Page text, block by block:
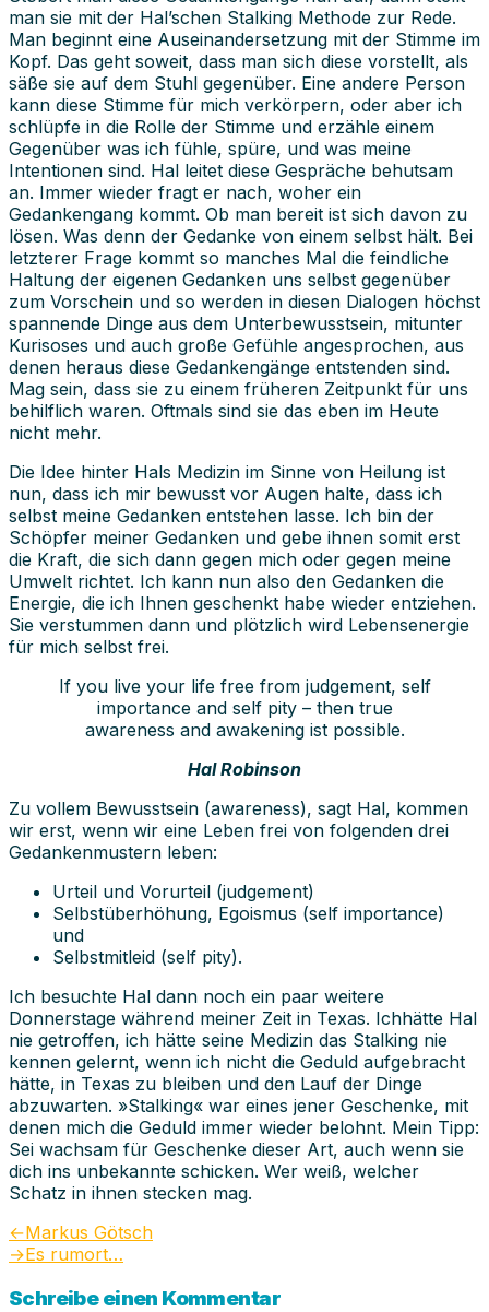
man sie mit der Hal’schen Stalking Methode zur Rede.
Man beginnt eine Auseinandersetzung mit der Stimme im
Kopf. Das geht soweit, dass man sich diese vorstellt, als
säße sie auf dem Stuhl gegenüber. Eine andere Person
kann diese Stimme für mich verkörpern, oder aber ich
schlüpfe in die Rolle der Stimme und erzähle einem
Gegenüber was ich fühle, spüre, und was meine
Intentionen sind. Hal leitet diese Gespräche behutsam
an. Immer wieder fragt er nach, woher ein
Gedankengang kommt. Ob man bereit ist sich davon zu
lösen. Was denn der Gedanke von einem selbst hält. Bei
letzterer Frage kommt so manches Mal die feindliche
Haltung der eigenen Gedanken uns selbst gegenüber
zum Vorschein und so werden in diesen Dialogen höchst
spannende Dinge aus dem Unterbewusstsein, mitunter
Kurisoses und auch große Gefühle angesprochen, aus
denen heraus diese Gedankengänge entstenden sind.
Mag sein, dass sie zu einem früheren Zeitpunkt für uns
behilflich waren. Oftmals sind sie das eben im Heute
nicht mehr.
Die Idee hinter Hals Medizin im Sinne von Heilung ist
nun, dass ich mir bewusst vor Augen halte, dass ich
selbst meine Gedanken entstehen lasse. Ich bin der
Schöpfer meiner Gedanken und gebe ihnen somit erst
die Kraft, die sich dann gegen mich oder gegen meine
Umwelt richtet. Ich kann nun also den Gedanken die
Energie, die ich Ihnen geschenkt habe wieder entziehen.
Sie verstummen dann und plötzlich wird Lebensenergie
für mich selbst frei.
If you live your life free from judgement, self
importance and self pity – then true
awareness and awakening ist possible.
Hal Robinson
Zu vollem Bewusstsein (awareness), sagt Hal, kommen
wir erst, wenn wir eine Leben frei von folgenden drei
Gedankenmustern leben:
Urteil und Vorurteil (judgement)
Selbstüberhöhung, Egoismus (self importance)
und
Selbstmitleid (self pity).
Ich besuchte Hal dann noch ein paar weitere
Donnerstage während meiner Zeit in Texas. Ichhätte Hal
nie getroffen, ich hätte seine Medizin das Stalking nie
kennen gelernt, wenn ich nicht die Geduld aufgebracht
hätte, in Texas zu bleiben und den Lauf der Dinge
abzuwarten. »Stalking« war eines jener Geschenke, mit
denen mich die Geduld immer wieder belohnt. Mein Tipp:
Sei wachsam für Geschenke dieser Art, auch wenn sie
dich ins unbekannte schicken. Wer weiß, welcher
Schatz in ihnen stecken mag.
Beitragsnavigation
←Vorheriger
Beitrag:
Markus Götsch
→Nächster
Es rumort…
Schreibe einen Kommentar